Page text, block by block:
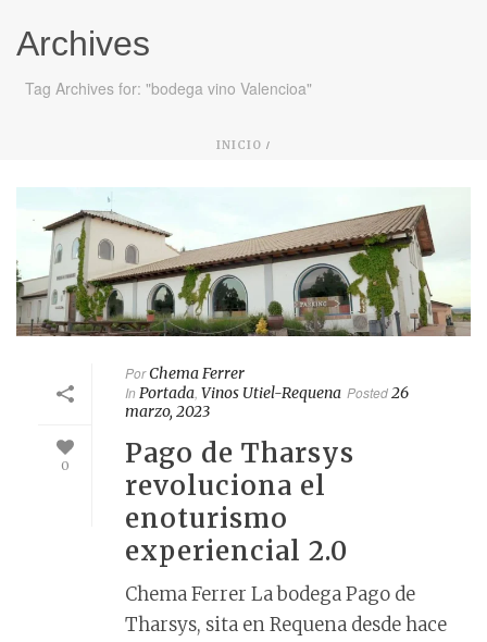
Archives
Tag Archives for: "bodega vino Valencioa"
INICIO /
0
PorChema Ferrer
In Portada, Vinos Utiel-Requena Posted26
marzo, 2023
Pago de Tharsys
revoluciona el
enoturismo
experiencial 2.0
Chema Ferrer La bodega Pago de
Tharsys, sita en Requena desde hace